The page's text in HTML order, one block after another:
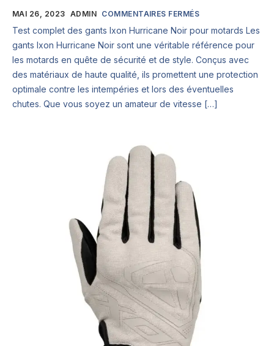
MAI 26, 2023 ADMIN COMMENTAIRES FERMÉS
Test complet des gants Ixon Hurricane Noir pour motards Les
gants Ixon Hurricane Noir sont une véritable référence pour
les motards en quête de sécurité et de style. Conçus avec
des matériaux de haute qualité, ils promettent une protection
optimale contre les intempéries et lors des éventuelles
chutes. Que vous soyez un amateur de vitesse […]